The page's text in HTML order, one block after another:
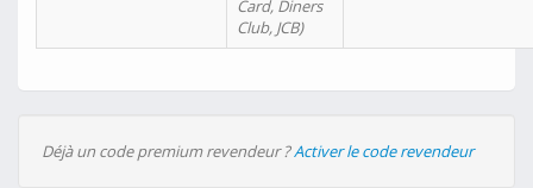
Card, Diners
Club, JCB)
Déjà un code premium revendeur ?Activer le code revendeur